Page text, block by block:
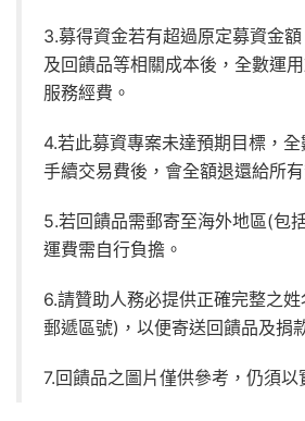
3.募得資金若有超過原定募資金
及回饋品等相關成本後，全數運
服務經費。
4.若此募資專案未達預期目標，
手續交易費後，會全額退還給所
5.若回饋品需郵寄至海外地區(包
運費需自行負擔。
6.請贊助人務必提供正確完整之
郵遞區號)，以便寄送回饋品及捐
7.回饋品之圖片僅供參考，仍須以